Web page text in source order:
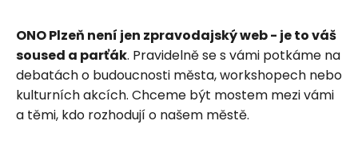
ONO Plzeň není jen zpravodajský web - je to váš
soused a parťák. Pravidelně se s vámi potkáme na
debatách o budoucnosti města, workshopech nebo
kulturních akcích. Chceme být mostem mezi vámi
a těmi, kdo rozhodují o našem městě.